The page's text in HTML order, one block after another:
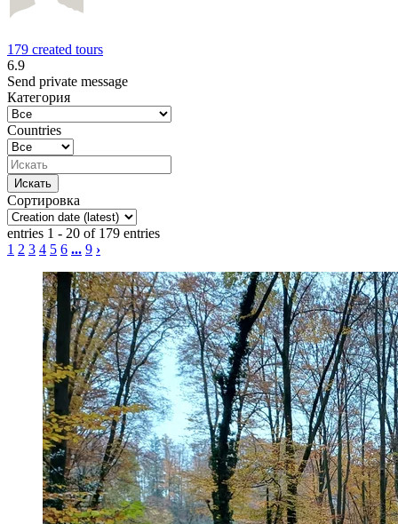
179 created tours
6.9
Send private message
Категория
Countries
Сортировка
entries 1 - 20 of 179 entries
1 2 3 4 5 6 ... 9 ›